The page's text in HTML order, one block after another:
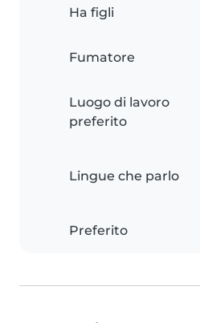
Ha figli
Fumatore
Luogo di lavoro
preferito
Lingue che parlo
Preferito